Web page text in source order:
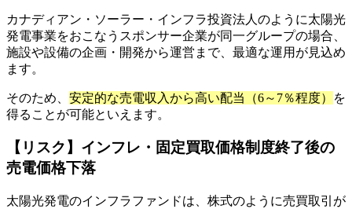
カナディアン・ソーラー・インフラ投資法人のように太陽光
発電事業をおこなうスポンサー企業が同一グループの場合、
施設や設備の企画・開発から運営まで、最適な運用が見込め
ます。
そのため、 安定的な売電収入から高い配当（6～7％程度）
を
得ることが可能といえます。
【リスク】インフレ・固定買取価格制度終了後の
売電価格下落
太陽光発電のインフラファンドは、株式のように売買取引が